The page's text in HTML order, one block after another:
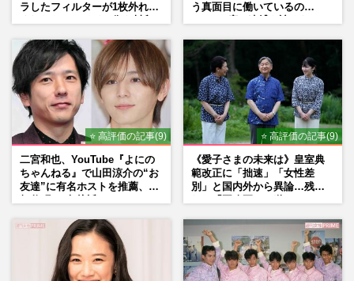
ラしたフィルターが1枚外れて
う真面目に働いているの
⭐ 高評価の記事(9)
二宮和也、YouTube『よにの
ちゃんねる』で山田涼介の“お
友達”に有名ホストを推薦、歌
⭐ 高評価の記事(9)
《愛子さまの未来は》皇室典
範改正に「拙速」「女性差
別」と国内外から異論…残さ